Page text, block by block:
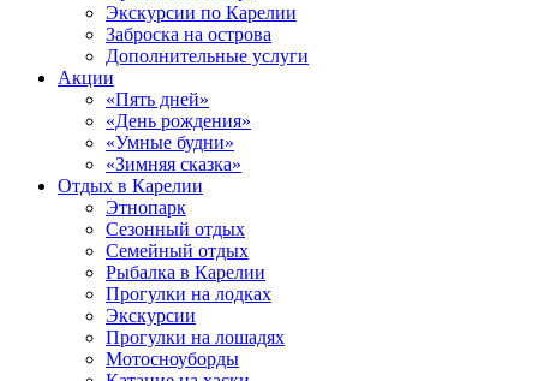
Экскурсии по Карелии
Заброска на острова
Дополнительные услуги
Акции
«Пять дней»
«День рождения»
«Умные будни»
«Зимняя сказка»
Отдых в Карелии
Этнопарк
Сезонный отдых
Семейный отдых
Рыбалка в Карелии
Прогулки на лодках
Экскурсии
Прогулки на лошадях
Мотосноуборды